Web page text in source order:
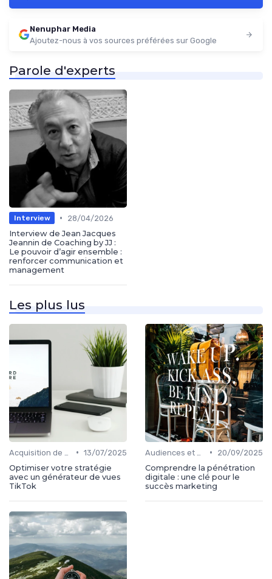
Nenuphar Media
Ajoutez-nous à vos sources préférées sur Google
Parole d'experts
Interview •
28/04/2026
Interview de Jean Jacques
Jeannin de Coaching by JJ :
Le pouvoir d’agir ensemble :
renforcer communication et
management
Les plus lus
• 13/07/2025
Optimiser votre stratégie
avec un générateur de vues
TikTok
•
20/09/2025
Comprendre la pénétration
digitale : une clé pour le
succès marketing